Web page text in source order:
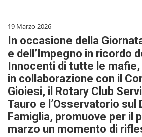
19 Marzo 2026
In occasione della
e dell’Impegno in ricordo
Innocenti di tutte le mafie,
in collaborazione con il
Gioiesi, il Rotary Club
Tauro e l’Osservatorio sul
Famiglia, promuove per il
marzo un momento di